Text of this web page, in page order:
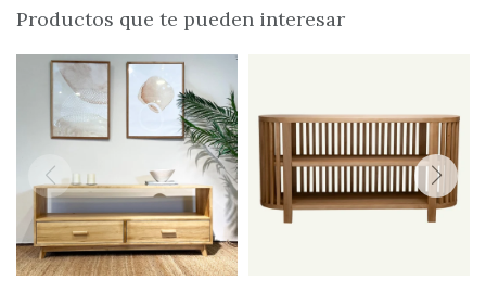
Productos que te pueden interesar